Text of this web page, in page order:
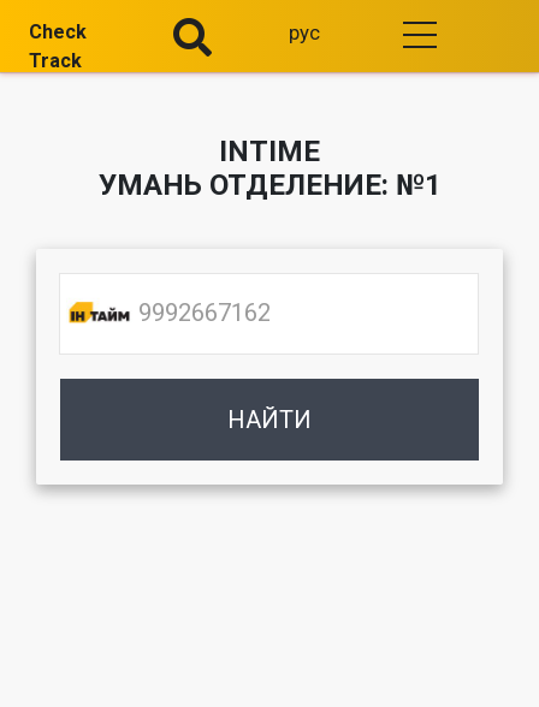
Check
Track
рус
INTIME
УМАНЬ ОТДЕЛЕНИЕ: №1
НАЙТИ